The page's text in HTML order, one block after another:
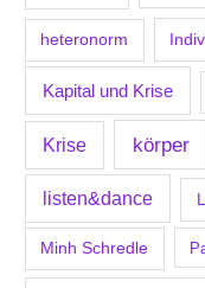
heteronorm
Kapital und Krise
Krise körper
listen&dance
Minh Schredle